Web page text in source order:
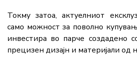
Токму затоа, актуелниот
само можност за поволно
инвестира во парче создадено
прецизен дизајн и материјали од